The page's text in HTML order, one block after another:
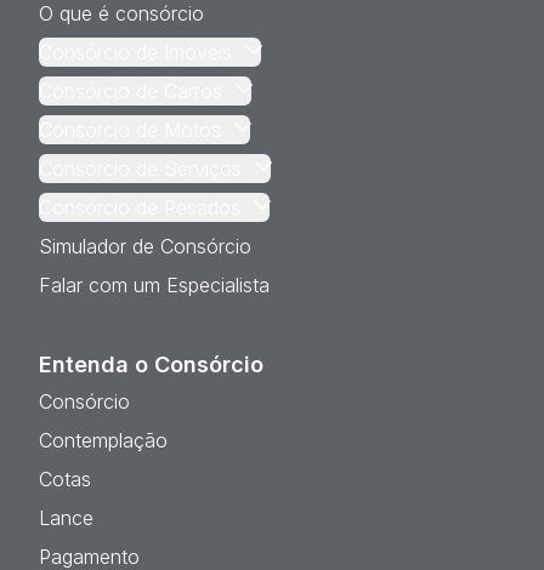
O que é consórcio
Simulador de Consórcio
Falar com um Especialista
Entenda o Consórcio
Consórcio
Contemplação
Cotas
Lance
Pagamento